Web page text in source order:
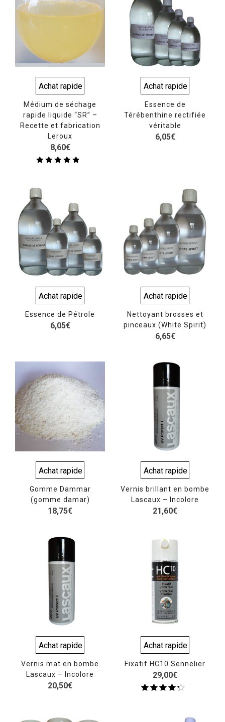
Achat rapide
Médium de séchage
rapide liquide “SR” –
Recette et fabrication
Leroux
8,60€
Achat rapide
Essence de
Térébenthine rectifiée
véritable
6,05€
Achat rapide
Essence de Pétrole
6,05€
Achat rapide
Nettoyant brosses et
pinceaux (White Spirit)
6,65€
Achat rapide
Gomme Dammar
(gomme damar)
18,75€
Achat rapide
Vernis brillant en bombe
Lascaux – Incolore
21,60€
Achat rapide
Vernis mat en bombe
Lascaux – Incolore
20,50€
Achat rapide
Fixatif HC10 Sennelier
29,00€